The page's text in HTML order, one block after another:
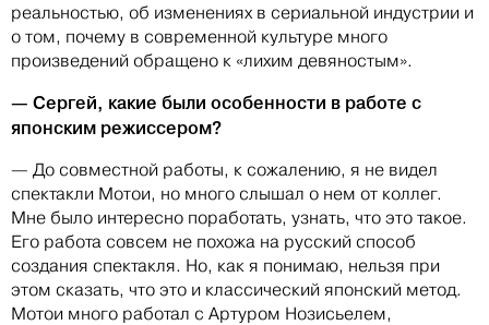
реальностью, об изменениях в сериальной индустрии и
о том, почему в современной культуре много
произведений обращено к «лихим девяностым».
— Сергей, какие были особенности в работе с
японским режиссером?
— До совместной работы, к сожалению, я не видел
спектакли Мотои, но много слышал о нем от коллег.
Мне было интересно поработать, узнать, что это такое.
Его работа совсем не похожа на русский способ
создания спектакля. Но, как я понимаю, нельзя при
этом сказать, что это и классический японский метод.
Мотои много работал с Артуром Нозисьелем,